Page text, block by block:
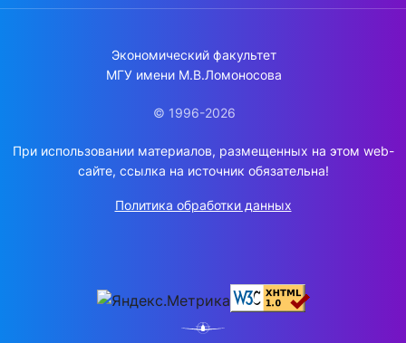
Экономический факультет
МГУ имени М.В.Ломоносова
© 1996-2026
При использовании материалов, размещенных на этом web-
сайте, ссылка на источник обязательна!
Политика обработки данных